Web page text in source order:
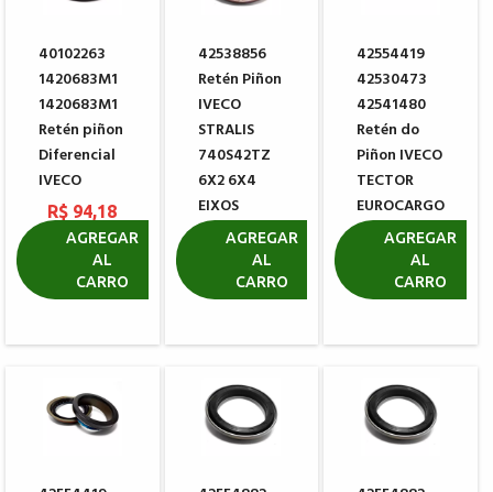
40102263
1420683M1
1420683M1
Retén piñon
Diferencial
IVECO
R$ 94,18
AGREGAR
AL
CARRO
42538856
Retén Piñon
IVECO
STRALIS
740S42TZ
6X2 6X4
EIXOS
MERITOR
R$ 362,32
AGREGAR
AL
CARRO
42554419
42530473
42541480
Retén do
Piñon IVECO
TECTOR
EUROCARGO
EIXOS
MERITOR
R$ 620,99
AGREGAR
AL
CARRO